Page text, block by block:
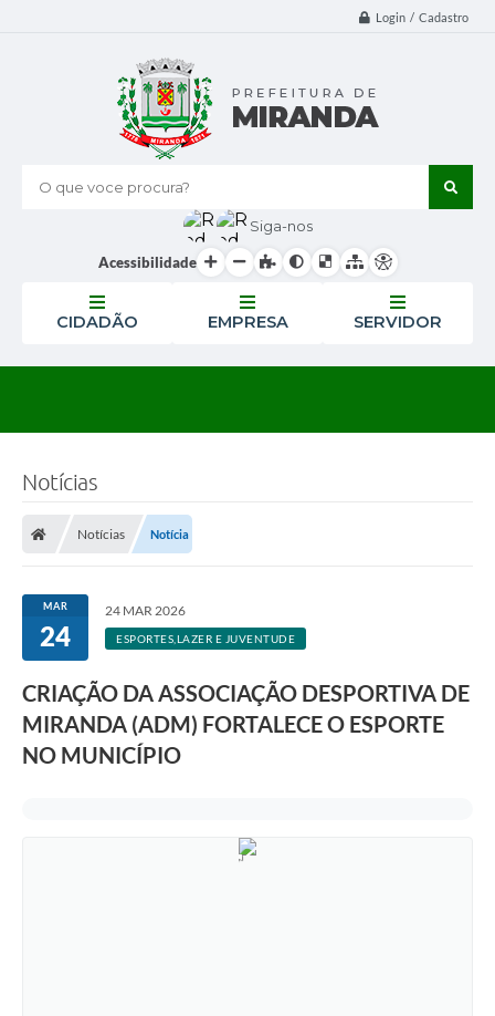
Login / Cadastro
O que voce procura?
Siga-nos
Acessibilidade
CIDADÃO EMPRESA SERVIDOR
Notícias
Notícias Notícia
MAR
24
24 MAR 2026
ESPORTES,LAZER E JUVENTUDE
CRIAÇÃO DA ASSOCIAÇÃO DESPORTIVA DE
MIRANDA (ADM) FORTALECE O ESPORTE
NO MUNICÍPIO